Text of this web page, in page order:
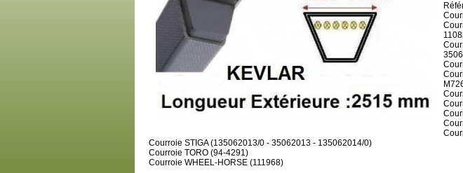
Courroie STIGA (135062013/0 - 35062013 - 135062014/0)
Courroie TORO (94-4291)
Courroie WHEEL-HORSE (111968)